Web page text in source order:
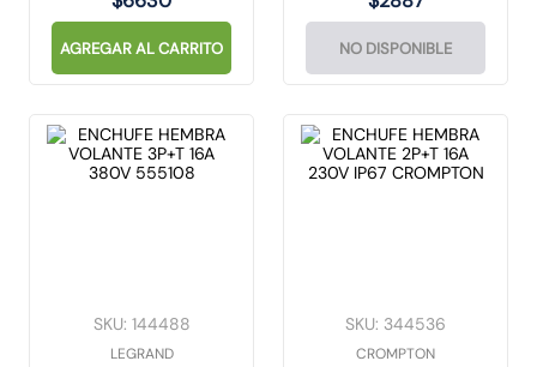
AGREGAR AL CARRITO NO DISPONIBLE
SKU: 144488
LEGRAND
SKU: 344536
CROMPTON